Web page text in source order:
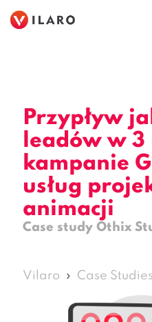
Przejdź
do
Przypływ
leadów w 3
kampanie
usług
animacji
Case study Othix
Vilaro Case Studies